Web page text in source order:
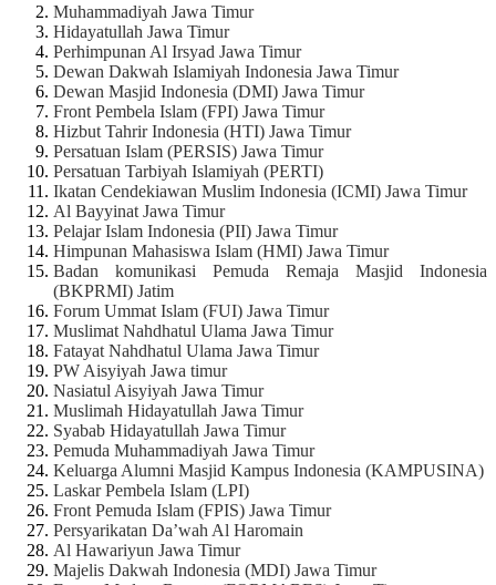
Muhammadiyah Jawa Timur
Hidayatullah Jawa Timur
Perhimpunan Al Irsyad Jawa Timur
Dewan Dakwah Islamiyah Indonesia Jawa Timur
Dewan Masjid Indonesia (DMI) Jawa Timur
Front Pembela Islam (FPI) Jawa Timur
Hizbut Tahrir Indonesia (HTI) Jawa Timur
Persatuan Islam (PERSIS) Jawa Timur
Persatuan Tarbiyah Islamiyah (PERTI)
Ikatan Cendekiawan Muslim Indonesia (ICMI) Jawa Timur
Al Bayyinat Jawa Timur
Pelajar Islam Indonesia (PII) Jawa Timur
Himpunan Mahasiswa Islam (HMI) Jawa Timur
Badan komunikasi Pemuda Remaja Masjid Indonesia
(BKPRMI) Jatim
Forum Ummat Islam (FUI) Jawa Timur
Muslimat Nahdhatul Ulama Jawa Timur
Fatayat Nahdhatul Ulama Jawa Timur
PW Aisyiyah Jawa timur
Nasiatul Aisyiyah Jawa Timur
Muslimah Hidayatullah Jawa Timur
Syabab Hidayatullah Jawa Timur
Pemuda Muhammadiyah Jawa Timur
Keluarga Alumni Masjid Kampus Indonesia (KAMPUSINA)
Laskar Pembela Islam (LPI)
Front Pemuda Islam (FPIS) Jawa Timur
Persyarikatan Da’wah Al Haromain
Al Hawariyun Jawa Timur
Majelis Dakwah Indonesia (MDI) Jawa Timur